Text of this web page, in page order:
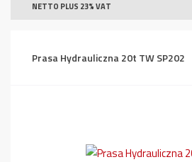
NETTO PLUS 23% VAT
Prasa Hydrauliczna 20t TW SP202